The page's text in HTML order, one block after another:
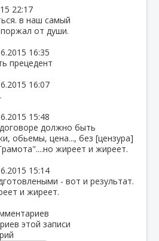
22:17
в наш самый
от души.
16:35
прецедент
16:07
15:48
должно быть
обьемы, цена..., без [цензура]
жиреет и жиреет.
15:14
- вот и результат.
и жиреет.
этой записи